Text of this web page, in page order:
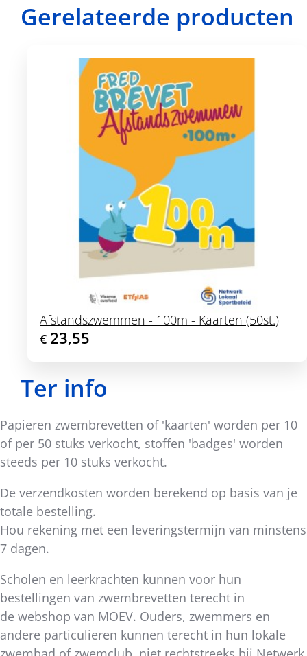
Gerelateerde producten
Afstandszwemmen - 100m - Kaarten (50st.)
€ 23,55
Ter info
Papieren zwembrevetten of 'kaarten' worden per 10
of per 50 stuks verkocht, stoffen 'badges' worden
steeds per 10 stuks verkocht.
De verzendkosten worden berekend op basis van je
totale bestelling.
Hou rekening met een leveringstermijn van minstens
7 dagen.
Scholen en leerkrachten kunnen voor hun
bestellingen van zwembrevetten terecht in
de webshop van MOEV. Ouders, zwemmers en
andere particulieren kunnen terecht in hun lokale